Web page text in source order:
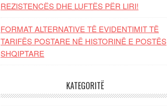
REZISTENCЁS DHE LUFTЁS PЁR LIRI!
FORMAT ALTERNATIVE TË EVIDENTIMIT TË
TARIFËS POSTARE NË HISTORINË E POSTËS
SHQIPTARE
KATEGORITË